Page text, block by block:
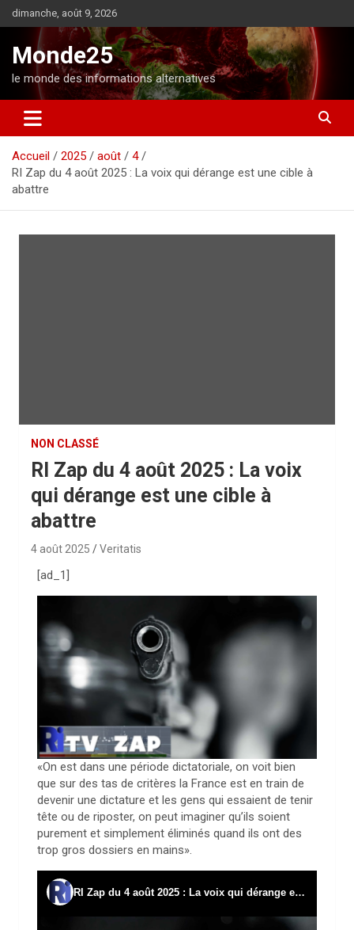
l
o
n
dimanche, août 9, 2026
Monde25
le monde des informations alternatives
Accueil 2025 août
4
RI Zap du 4 août 2025 : La voix qui dérange est une cible à
abattre
NON CLASSÉ
RI Zap du 4 août 2025 : La voix
qui dérange est une cible à
abattre
4 août 2025 Veritatis
[ad_1]
«On est dans une période dictatoriale, on voit bien
que sur des tas de critères la France est en train de
devenir une dictature et les gens qui essaient de tenir
tête ou de riposter, on peut imaginer qu’ils soient
purement et simplement éliminés quand ils ont des
trop gros dossiers en mains».